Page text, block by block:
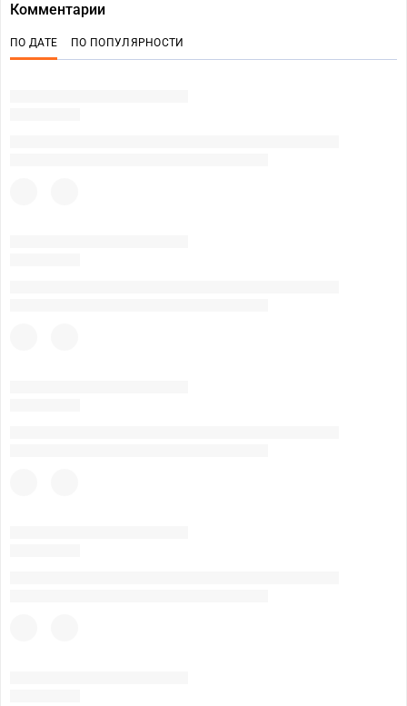
Комментарии
ПО ДАТЕ ПО ПОПУЛЯРНОСТИ